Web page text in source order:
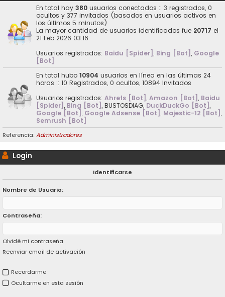
En total hay 380 usuarios conectados :: 3 registrados, 0
ocultos y 377 invitados (basados en usuarios activos en
los últimos 5 minutos)
La mayor cantidad de usuarios identificados fue 20717 el
21 Feb 2026 03:16
Usuarios registrados: Baidu [Spider], Bing [Bot], Google
[Bot]
En total hubo 10904 usuarios en línea en las últimas 24
horas :: 10 Registrados, 0 ocultos, 10894 Invitados
Usuarios registrados: Ahrefs [Bot], Amazon [Bot], Baidu
[Spider], Bing [Bot], BUSTOSDIAG, DuckDuckGo [Bot],
Google [Bot], Google Adsense [Bot], Majestic-12 [Bot],
Semrush [Bot]
Referencia: Administradores
Login
Identificarse
Nombre de Usuario:
Contraseña:
Olvidé mi contraseña
Reenviar email de activación
Recordarme
Ocultarme en esta sesión